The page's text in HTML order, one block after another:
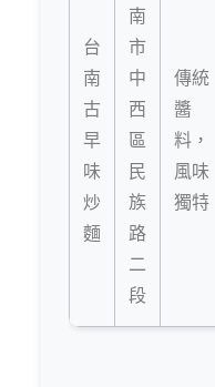
台
南
古
早
味
炒
麵
南
市
中
西
區
民
族
路
二
段
傳統
醬
料，
風味
獨特